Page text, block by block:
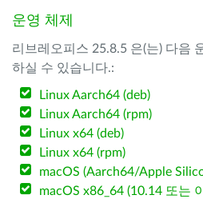
운영 체제
리브레오피스 25.8.5 은(는) 다음
하실 수 있습니다.:
Linux Aarch64 (deb)
Linux Aarch64 (rpm)
Linux x64 (deb)
Linux x64 (rpm)
macOS (Aarch64/Apple
macOS x86_64 (10.14 또는